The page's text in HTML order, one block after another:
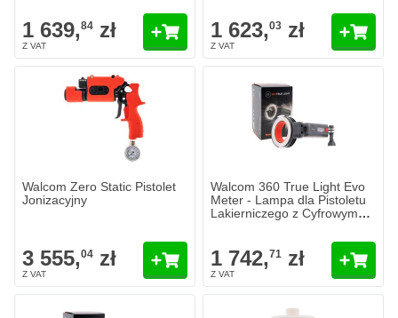
1 639,84 zł 1 623,03 zł
Walcom Zero Static Pistolet
Jonizacyjny
3 555,04 zł
Walcom 360 True Light Evo
Meter - Lampa dla Pistoletu
Lakierniczego z Cyfrowym
1 742,71 zł